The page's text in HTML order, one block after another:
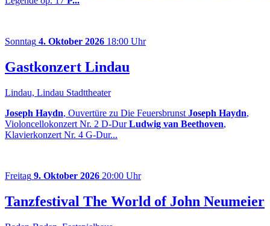
Sonntag 4. Oktober 2026 18:00 Uhr
Gastkonzert Lindau
Lindau, Lindau Stadttheater
Joseph Haydn, Ouvertüre zu Die Feuersbrunst Joseph Haydn,
Violoncellokonzert Nr. 2 D-DurLudwig van Beethoven,
Klavierkonzert Nr. 4 G-Dur...
Freitag 9. Oktober 2026 20:00 Uhr
Tanzfestival The World of John Neumeier